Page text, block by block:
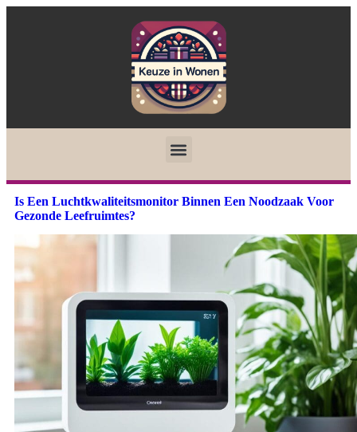
Is Een Luchtkwaliteitsmonitor Binnen Een Noodzaak Voor
Gezonde Leefruimtes?